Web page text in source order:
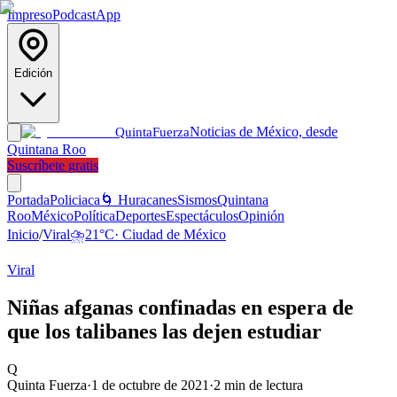
ImpresoPodcastApp
Edición
QuintaFuerzaNoticias de México, desde
Quintana Roo
Suscríbete gratis
PortadaPoliciaca 🌀 HuracanesSismosQuintana
RooMéxicoPolíticaDeportesEspectáculosOpinión
Inicio/Viral⛈️21°C· Ciudad de México
Viral
Niñas afganas confinadas en espera de
que los talibanes las dejen estudiar
Q
Quinta Fuerza·1 de octubre de 2021 ·2 min de lectura